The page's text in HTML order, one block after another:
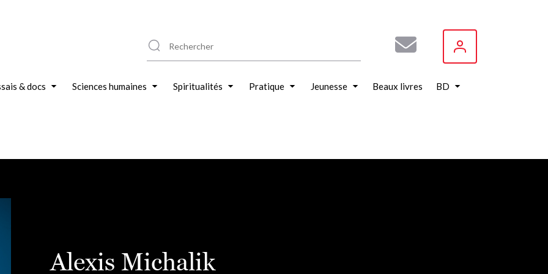
& docs Sciences humaines Spiritualités Pratique Jeunesse Beaux livres BD
Alexis Michalik